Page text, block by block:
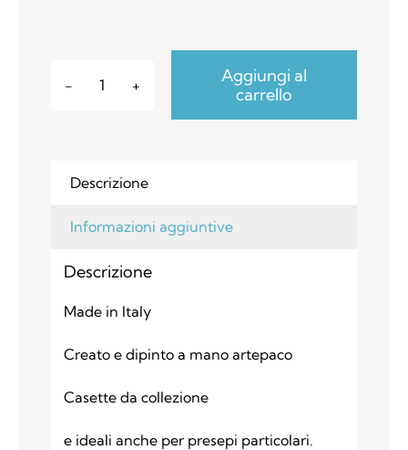
Casette
anche
Presepio
Aggiungi al
carrello
Descrizione
Informazioni aggiuntive
Descrizione
Made in Italy
Creato e dipinto a mano artepaco
Casette da collezione
e ideali anche per presepi particolari.